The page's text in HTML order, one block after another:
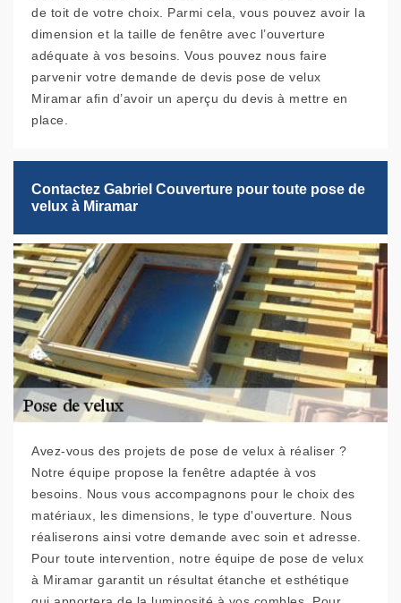
de toit de votre choix. Parmi cela, vous pouvez avoir la
dimension et la taille de fenêtre avec l’ouverture
adéquate à vos besoins. Vous pouvez nous faire
parvenir votre demande de devis pose de velux
Miramar afin d’avoir un aperçu du devis à mettre en
place.
Contactez Gabriel Couverture pour toute pose de
velux à Miramar
Avez-vous des projets de pose de velux à réaliser ?
Notre équipe propose la fenêtre adaptée à vos
besoins. Nous vous accompagnons pour le choix des
matériaux, les dimensions, le type d'ouverture. Nous
réaliserons ainsi votre demande avec soin et adresse.
Pour toute intervention, notre équipe de pose de velux
à Miramar garantit un résultat étanche et esthétique